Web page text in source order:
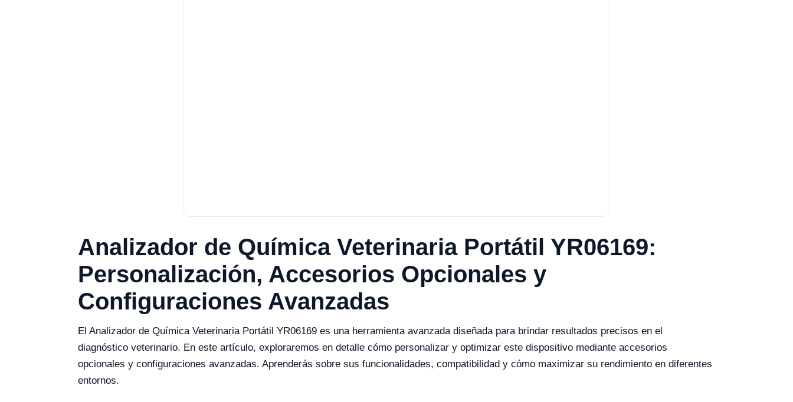
Analizador de Química Veterinaria Portátil YR06169:
Personalización, Accesorios Opcionales y
Configuraciones Avanzadas
El Analizador de Química Veterinaria Portátil YR06169 es una herramienta avanzada diseñada para brindar resultados precisos en el
diagnóstico veterinario. En este artículo, exploraremos en detalle cómo personalizar y optimizar este dispositivo mediante accesorios
opcionales y configuraciones avanzadas. Aprenderás sobre sus funcionalidades, compatibilidad y cómo maximizar su rendimiento en diferentes
entornos.